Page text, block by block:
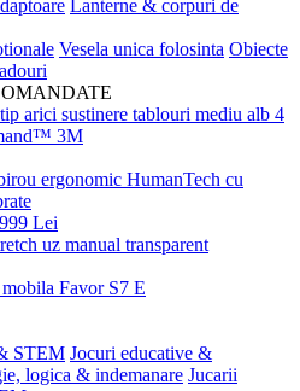
Lanterne & corpuri de
Vesela unica folosinta Obiecte
arici sustinere tablouri mediu alb 4
3M
ergonomic HumanTech cu
99 Lei
uz manual transparent
Favor S7 E
STEM Jocuri educative &
logica & indemanare Jucarii